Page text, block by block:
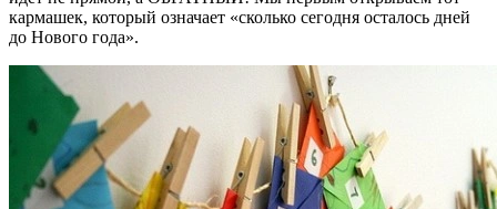
кармашек, который означает «сколько сегодня осталось дней
до Нового года».